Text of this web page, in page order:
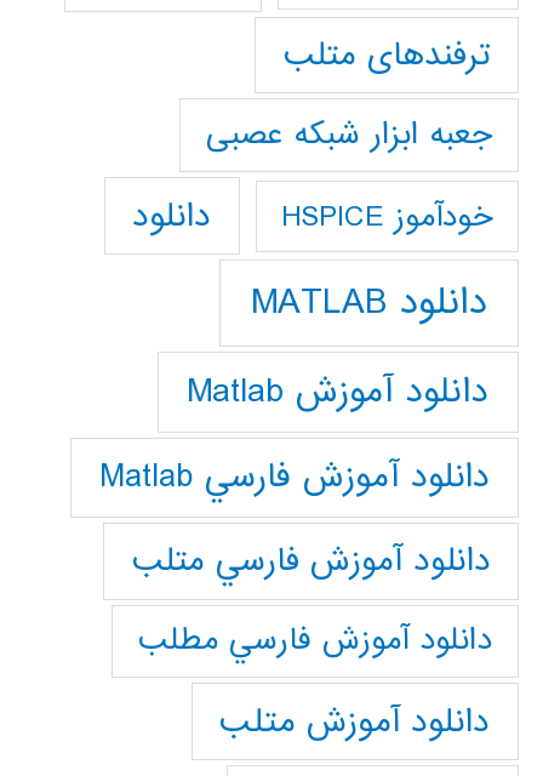
ترفندهای متلب
جعبه ابزار شبکه عصبی
خودآموز HSPICE دانلود
دانلود MATLAB
دانلود آموزش Matlab
دانلود آموزش فارسي Matlab
دانلود آموزش فارسي متلب
دانلود آموزش فارسي مطلب
دانلود آموزش متلب